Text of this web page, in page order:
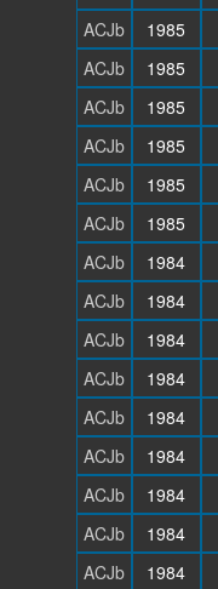
ACJb
1985
ACJb
1985
ACJb
1985
ACJb
1985
ACJb
1985
ACJb
1985
ACJb
1984
ACJb
1984
ACJb
1984
ACJb
1984
ACJb
1984
ACJb
1984
ACJb
1984
ACJb
1984
ACJb
1984